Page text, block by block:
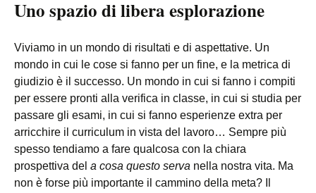
Uno spazio di libera esplorazione
Viviamo in un mondo di risultati e di aspettative. Un
mondo in cui le cose si fanno per un fine, e la metrica di
giudizio è il successo. Un mondo in cui si fanno i compiti
per essere pronti alla verifica in classe, in cui si studia per
passare gli esami, in cui si fanno esperienze extra per
arricchire il curriculum in vista del lavoro… Sempre più
spesso tendiamo a fare qualcosa con la chiara
prospettiva del a cosa questo serva nella nostra vita. Ma
non è forse più importante il cammino della meta? Il